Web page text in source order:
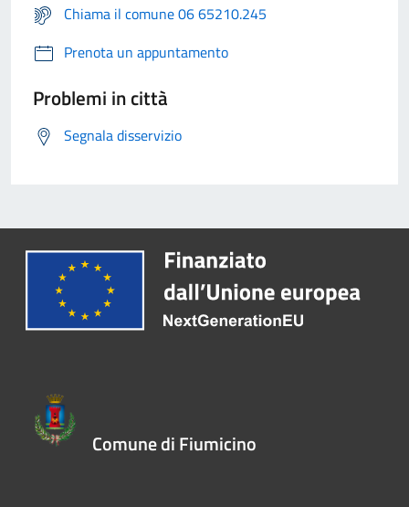
Chiama il comune 06 65210.245
Prenota un appuntamento
Problemi in città
Segnala disservizio
Comune di Fiumicino